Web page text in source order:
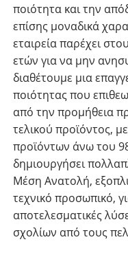
ποιότητα και την
επίσης μοναδικά
εταιρεία παρέχει
ετών για να μην
διαθέτουμε μια
ποιότητας που
από την προμήθεια
τελικού προϊόντος,
προϊόντων άνω του
δημιουργήσει
Μέση Ανατολή,
τεχνικό προσωπικό,
αποτελεσματικές
σχολίων από τους